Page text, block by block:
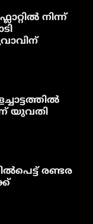
നിന്ന്
യുവതി
രണ്ടര